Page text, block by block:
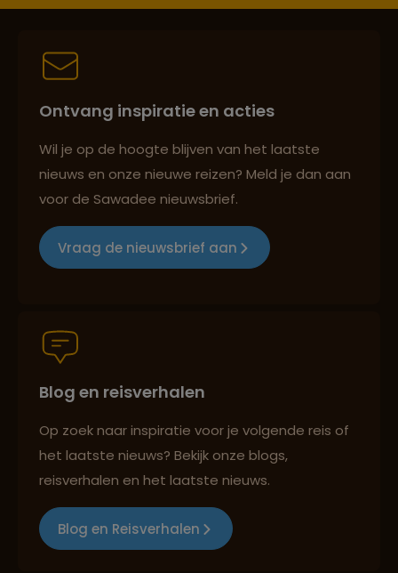
Persoonlijk en deskundig reisadvies
Reizen met oog voor mens, cultuur en milieu
Persoonlijk en deskundig reisadvies
Best beoordeelde reisroutes
Ontvang inspiratie en acties
Wil je op de hoogte blijven van het laatste
nieuws en onze nieuwe reizen? Meld je dan aan
voor de Sawadee nieuwsbrief.
Vraag de nieuwsbrief aan
Blog en reisverhalen
Op zoek naar inspiratie voor je volgende reis of
het laatste nieuws? Bekijk onze blogs,
reisverhalen en het laatste nieuws.
Blog en Reisverhalen